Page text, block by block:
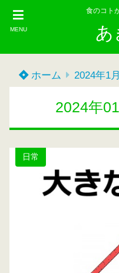
MENU
食のコト
あ
ホーム 2024年1月
2024年
日常